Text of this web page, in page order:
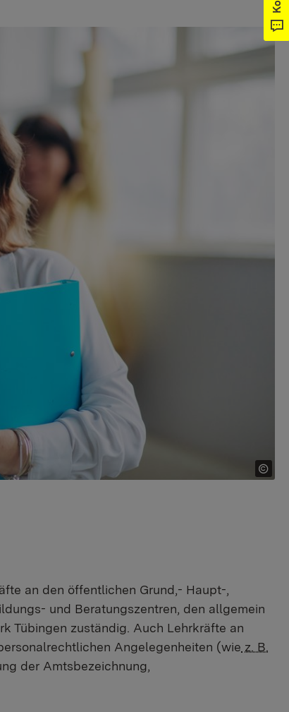
an den öffentlichen Grund,- Haupt-,
und Beratungszentren, den allgemein
Tübingen zuständig. Auch Lehrkräfte an
Angelegenheiten (wie z. B.
der Amtsbezeichnung,